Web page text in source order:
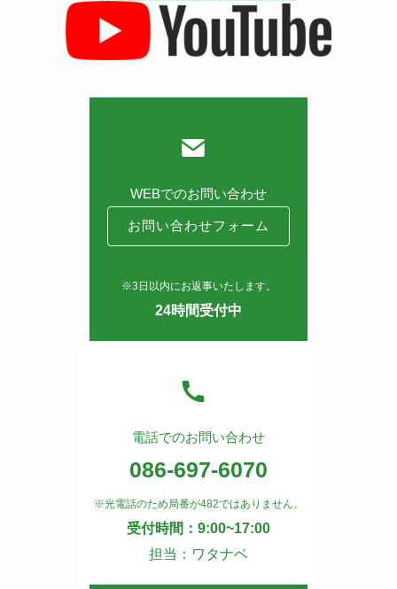
WEBでのお問い合わせ
お問い合わせフォーム
※3日以内にお返事いたします。
24時間受付中
電話でのお問い合わせ
086-697-6070
※光電話のため局番が482ではありません。
受付時間：9:00~17:00
担当：ワタナベ